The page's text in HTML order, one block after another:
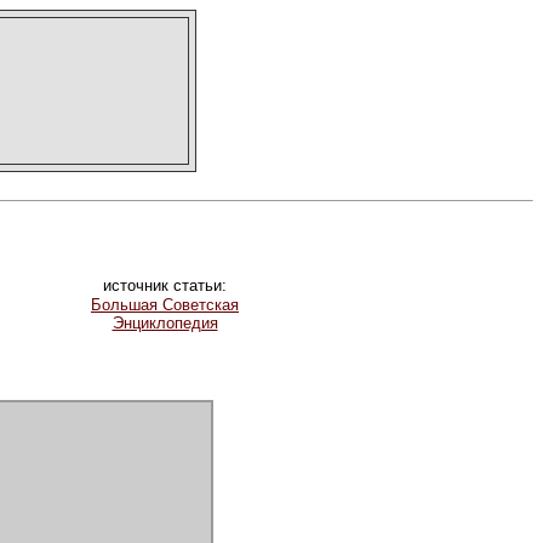
источник статьи:
Большая Советская
Энциклопедия